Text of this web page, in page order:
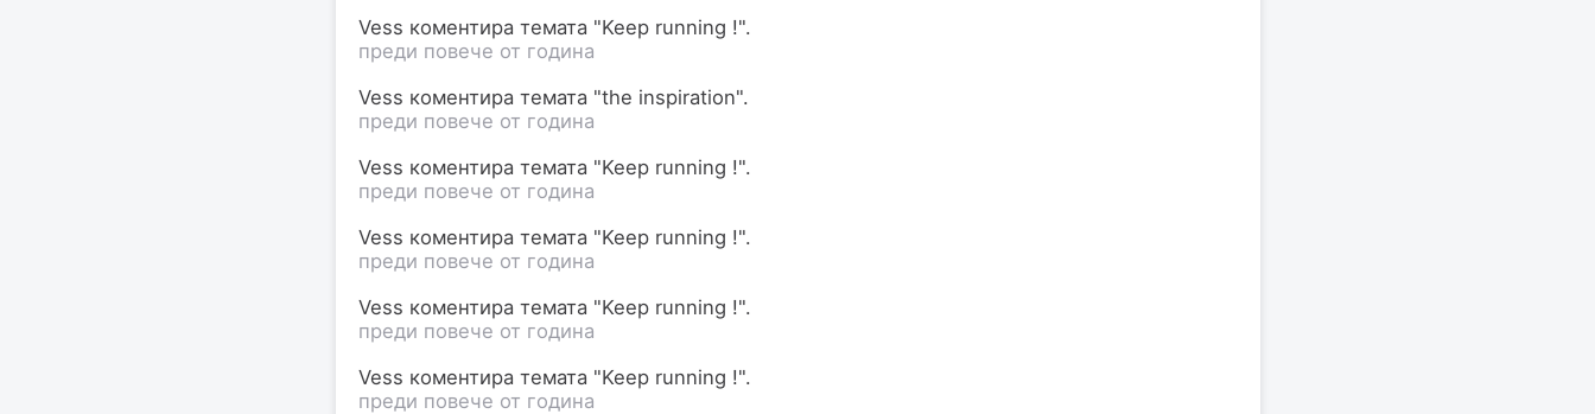
Vess коментира темата "Keep running !".
преди повече от година
Vess коментира темата "the inspiration".
преди повече от година
Vess коментира темата "Keep running !".
преди повече от година
Vess коментира темата "Keep running !".
преди повече от година
Vess коментира темата "Keep running !".
преди повече от година
Vess коментира темата "Keep running !".
преди повече от година